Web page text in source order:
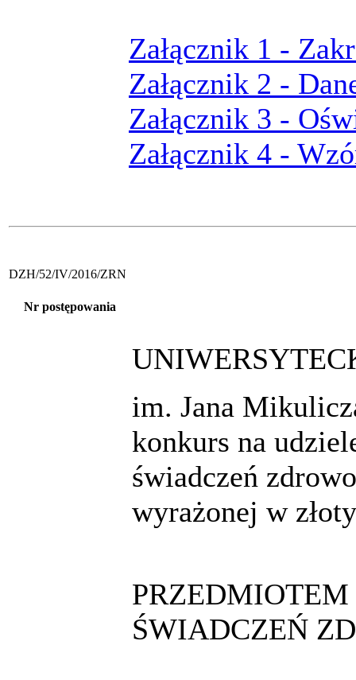
Załącznik 1 -
Załącznik 2 -
Załącznik 3 -
Załącznik 4 -
DZH/52/IV/2016/ZRN
Nr postępowania
im. Jana
konkurs na
świadczeń
wyrażonej w
ŚWIADCZEŃ